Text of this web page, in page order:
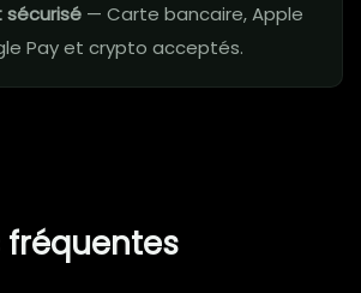
sécurisé — Carte bancaire, Apple
Pay et crypto acceptés.
fréquentes